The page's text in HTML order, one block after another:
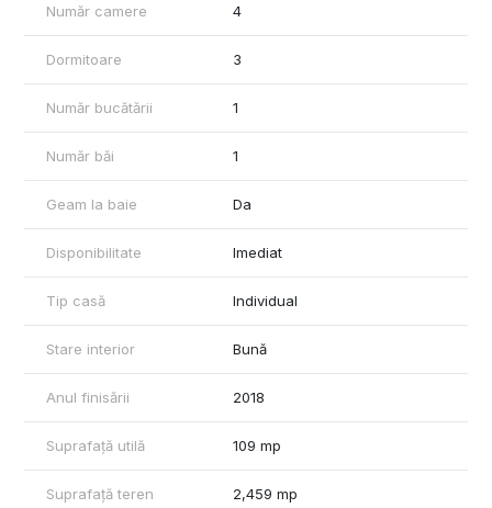
Număr camere 4
Dormitoare 3
Număr bucătării 1
Număr băi 1
Geam la baie Da
Disponibilitate Imediat
Tip casă Individual
Stare interior Bună
Anul finisării 2018
Suprafață utilă 109 mp
Suprafață teren 2,459 mp